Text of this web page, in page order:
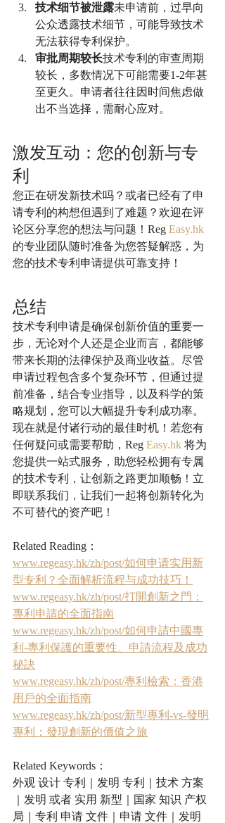
技术细节被泄露未申请前，过早向
公众透露技术细节，可能导致技术
无法获得专利保护。
审批周期较长技术专利的审查周期
较长，多数情况下可能需要1-2年甚
至更久。申请者往往因时间焦虑做
出不当选择，需耐心应对。
激发互动：您的创新与专
利
您正在研发新技术吗？或者已经有了申
请专利的构想但遇到了难题？欢迎在评
论区分享您的想法与问题！Reg Easy.hk
的专业团队随时准备为您答疑解惑，为
您的技术专利申请提供可靠支持！
总结
技术专利申请是确保创新价值的重要一
步，无论对个人还是企业而言，都能够
带来长期的法律保护及商业收益。尽管
申请过程包含多个复杂环节，但通过提
前准备，结合专业指导，以及科学的策
略规划，您可以大幅提升专利成功率。
现在就是付诸行动的最佳时机！若您有
任何疑问或需要帮助，Reg Easy.hk 将为
您提供一站式服务，助您轻松拥有专属
的技术专利，让创新之路更加顺畅！立
即联系我们，让我们一起将创新转化为
不可替代的资产吧！
Related Reading：
www.regeasy.hk/zh/post/如何申请实用新
型专利？全面解析流程与成功技巧！
www.regeasy.hk/zh/post/打開創新之門：
專利申請的全面指南
www.regeasy.hk/zh/post/如何申請中國專
利-專利保護的重要性、申請流程及成功
秘訣
www.regeasy.hk/zh/post/專利檢索：香港
用戶的全面指南
www.regeasy.hk/zh/post/新型專利-vs-發明
專利：發現創新的價值之旅
Related Keywords：
外观 设计 专利｜发明 专利｜技术 方案
｜发明 或者 实用 新型｜国家 知识 产权
局｜专利 申请 文件｜申请 文件｜发明